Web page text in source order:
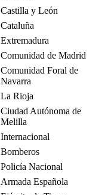
Castilla y León
Cataluña
Extremadura
Comunidad de Madrid
Comunidad Foral de
Navarra
La Rioja
Ciudad Autónoma de
Melilla
Internacional
Bomberos
Policía Nacional
Armada Española